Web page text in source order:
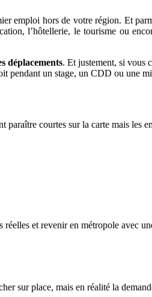
emploi hors de votre région. Et
l’hôtellerie, le tourisme ou
déplacements. Et justement, si vous
pendant un stage, un CDD ou une
paraître courtes sur la carte mais les
réelles et revenir en métropole avec
sur place, mais en réalité la